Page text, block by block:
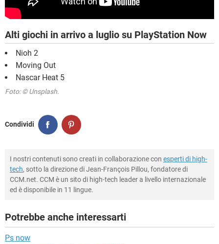
Alti giochi in arrivo a luglio su PlayStation Now
Nioh 2
Moving Out
Nascar Heat 5
Foto: © Unsplash.
Condividi
I nostri contenuti sono creati in collaborazione con esperti di high-
tech, sotto la direzione di Jean-François Pillou, fondatore di
CCM.net. CCM è un sito di high-tech leader a livello internazionale
ed è disponibile in 11 lingue.
Potrebbe anche interessarti
Ps now